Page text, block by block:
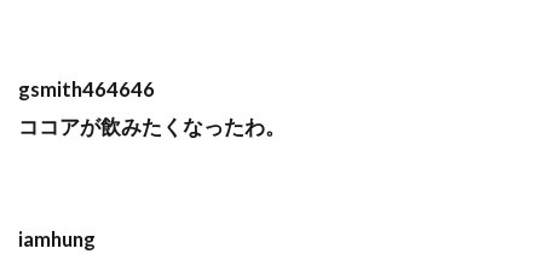
gsmith464646
ココアが飲みたくなったわ。
iamhung